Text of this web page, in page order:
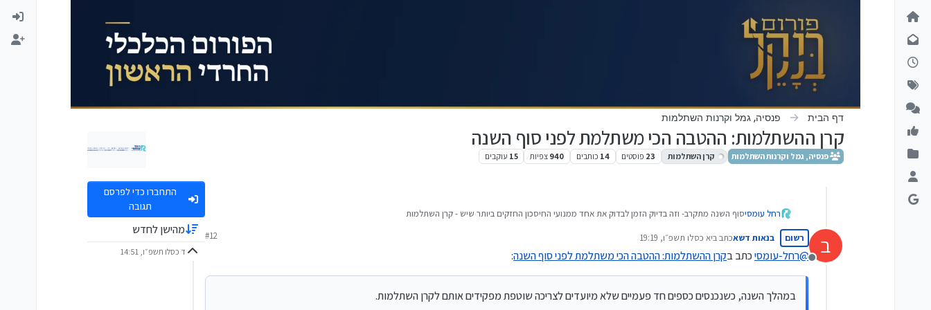
דילוג לתוכן
דף הבית פנסיה, גמל וקרנות השתלמות
קרן ההשתלמות: ההטבה הכי משתלמת לפני סוף השנה
פנסיה, גמל וקרנות השתלמות קרן השתלמות 23 פוסטים 14 כותבים 940 צפיות 15 עוקבים
רחל עומסיסוף השנה מתקרב- וזה בדיוק הזמן לבדוק את אחד ממנועי החיסכון החזקים ביותר שיש - קרן השתלמות
קרן השתלמות היא לא "עוד קופה", היא אפיק החיסכון היחיד בישראל הפטור לחלוטין ממס על רווחי ההון.
ולכן זו אחת ההטבות המשמעותיות ביותר שקיימות היום, גם לשכירים וגם לעצמאים.
עצמאים:הפקדות עד 20,566 ש"ח בשנה.
ב
מנותק
רשום בנאות דשאכתב ביא כסלו תשפ״ו, 19:19
נערך לאחרונה על ידי
#12
@רחל-עומסיכתב בקרן ההשתלמות: ההטבה הכי משתלמת לפני סוף השנה:
במהלך השנה, כשנכנסים כספים חד פעמיים שלא מיועדים לצריכה שוטפת מפקידים אותם לקרן השתלמות.
התחברו כדי לפרסם
תגובה
מהישן לחדש
ד כסלו תשפ״ו, 14:51